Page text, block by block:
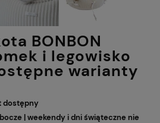
BONBON
i legowisko
warianty
dostępny
| weekendy i dni świąteczne nie